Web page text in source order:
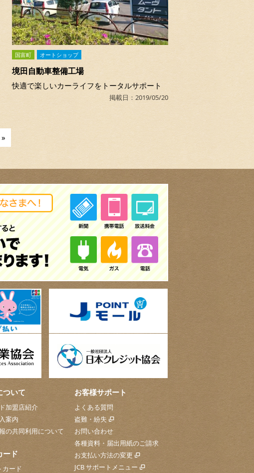
国富町 オートショップ
境田自動車整備工場
快適で楽しいカーライフをトータルサポート
掲載日：2019/05/20
ついて
加盟店紹介
案内
の共同利用について
ード
カード
お客様サポート
よくある質問
盗難・紛失
お問い合わせ
各種資料・届出用紙のご請求
お支払い方法の変更
JCB サポートメニュー